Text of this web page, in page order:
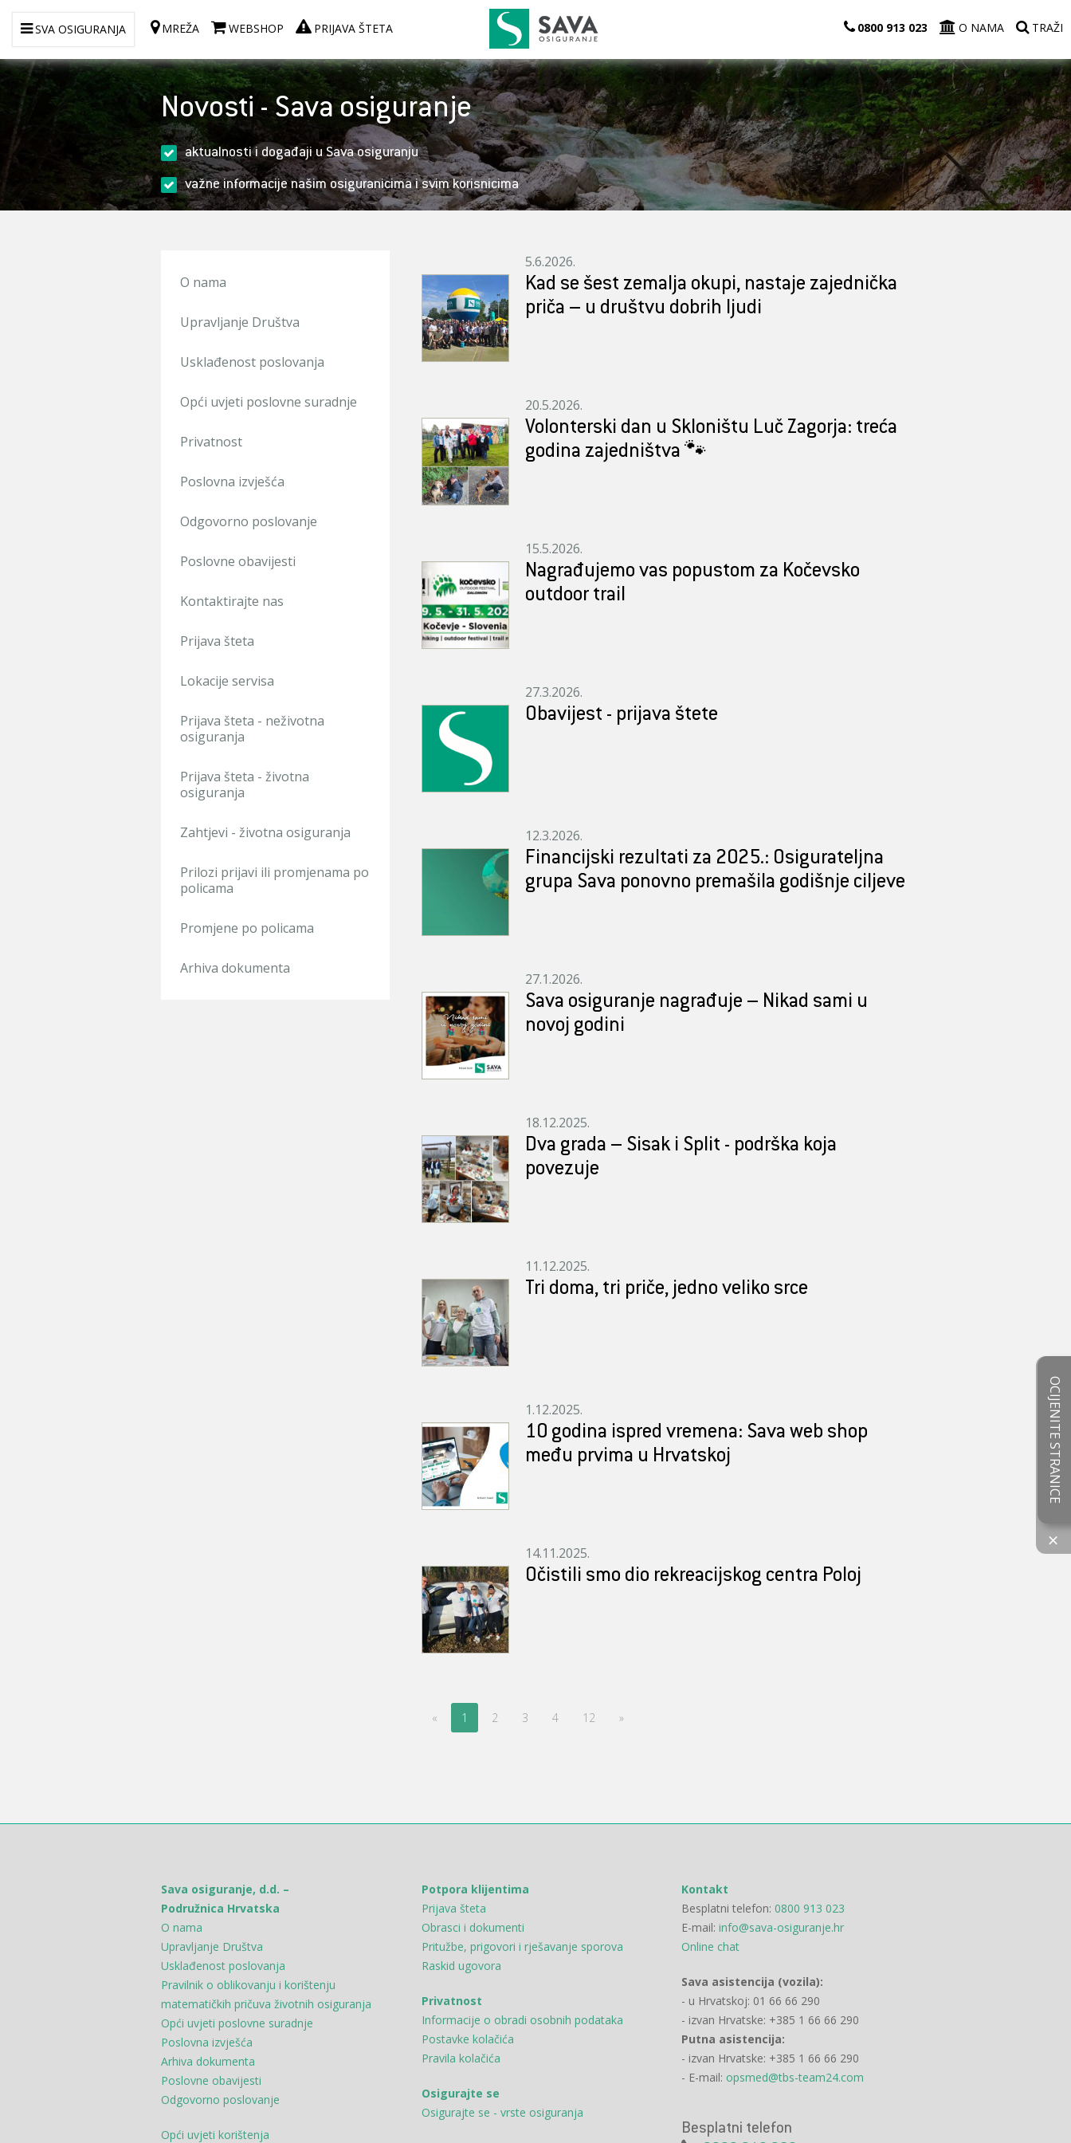
SVA OSIGURANJA MREŽA WEBSHOP PRIJAVA ŠTETA 0800 913 023 O NAMA TRAŽI
Novosti - Sava osiguranje
aktualnosti i događaji u Sava osiguranju
važne informacije našim osiguranicima i svim korisnicima
5.6.2026.
Kad se šest zemalja okupi, nastaje zajednička
priča – u društvu dobrih ljudi
20.5.2026.
Volonterski dan u Skloništu Luč Zagorja: treća
godina zajedništva 🐾
15.5.2026.
Nagrađujemo vas popustom za Kočevsko
outdoor trail
27.3.2026.
Obavijest - prijava štete
12.3.2026.
Financijski rezultati za 2025.: Osigurateljna
grupa Sava ponovno premašila godišnje ciljeve
27.1.2026.
Sava osiguranje nagrađuje – Nikad sami u
novoj godini
18.12.2025.
Dva grada – Sisak i Split - podrška koja
povezuje
11.12.2025.
Tri doma, tri priče, jedno veliko srce
1.12.2025.
10 godina ispred vremena: Sava web shop
među prvima u Hrvatskoj
14.11.2025.
Očistili smo dio rekreacijskog centra Poloj
« 1 2 3 4 12 »
O nama
Upravljanje Društva
Usklađenost poslovanja
Opći uvjeti poslovne suradnje
Privatnost
Poslovna izvješća
Odgovorno poslovanje
Poslovne obavijesti
Kontaktirajte nas
Prijava šteta
Lokacije servisa
Prijava šteta - neživotna
osiguranja
Prijava šteta - životna
osiguranja
Zahtjevi - životna osiguranja
Prilozi prijavi ili promjenama po
policama
Promjene po policama
Arhiva dokumenta
Sava osiguranje, d.d. –
Podružnica Hrvatska
O nama
Upravljanje Društva
Usklađenost poslovanja
Pravilnik o oblikovanju i korištenju
matematičkih pričuva životnih osiguranja
Opći uvjeti poslovne suradnje
Poslovna izvješća
Arhiva dokumenta
Poslovne obavijesti
Odgovorno poslovanje
Opći uvjeti korištenja
Potpora klijentima
Prijava šteta
Obrasci i dokumenti
Pritužbe, prigovori i rješavanje sporova
Raskid ugovora
Privatnost
Informacije o obradi osobnih podataka
Postavke kolačića
Pravila kolačića
Osigurajte se
Osigurajte se - vrste osiguranja
Kontakt
Besplatni telefon:0800 913 023
E-mail:info@sava-osiguranje.hr
Online chat
Sava asistencija (vozila):
- u Hrvatskoj: 01 66 66 290
- izvan Hrvatske: +385 1 66 66 290
Putna asistencija:
- izvan Hrvatske: +385 1 66 66 290
- E-mail: opsmed@tbs-team24.com
Besplatni telefon
×
OCIJENITE STRANICE